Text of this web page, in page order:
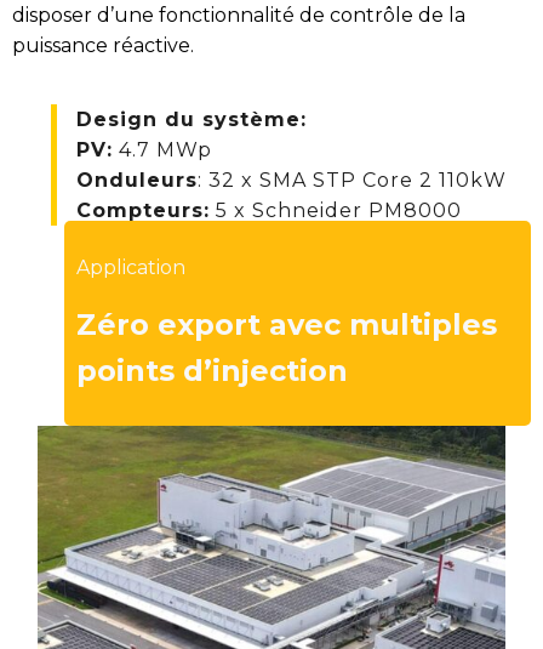
Application
Zéro export avec multiples
points d’injection
disposer d’une fonctionnalité de contrôle de la
puissance réactive.
Design du système:
PV: 4.7 MWp
Onduleurs: 32 x SMA STP Core 2 110kW
Compteurs: 5 x Schneider PM8000